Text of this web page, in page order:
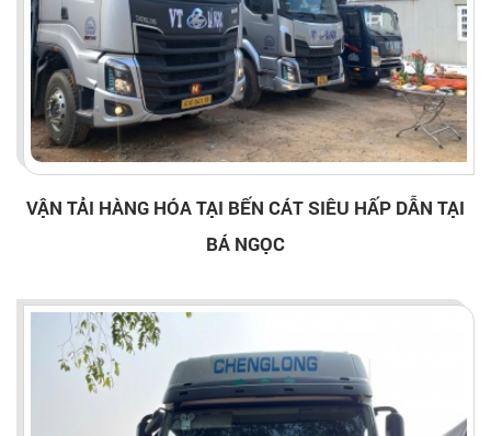
VẬN TẢI HÀNG HÓA TẠI BẾN CÁT SIÊU HẤP DẪN TẠI
BÁ NGỌC